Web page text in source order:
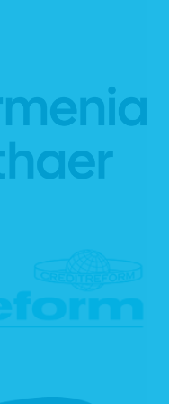
Webseiten übermittelt. Ein
die eine eindeutige
Mithilfe dieser Cookies
auf unseren Webseiten ermitteln
sind Sie eine betroffene Person
von uns verarbeitet werden.
können Sie von uns über
Daten, die wir verarbeiten;
möglich ist, die Kriterien für die